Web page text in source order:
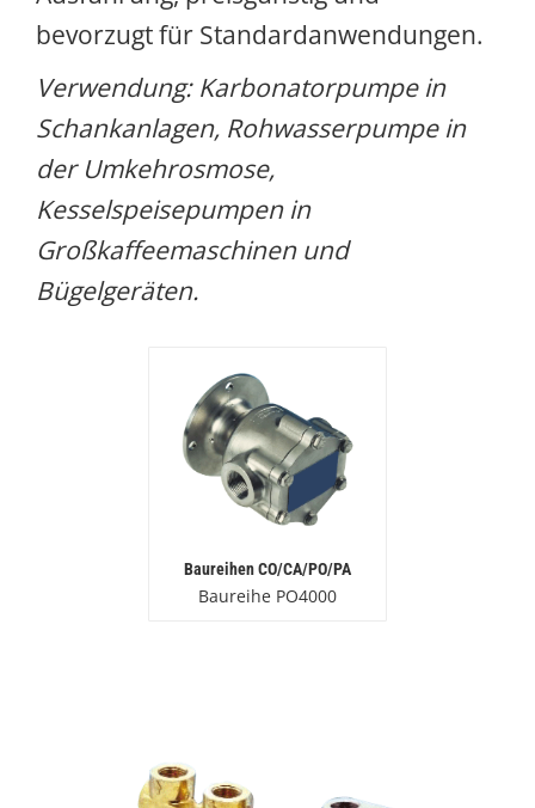
bevorzugt für Standardanwendungen.
Verwendung: Karbonatorpumpe in
Schankanlagen, Rohwasserpumpe in
der Umkehrosmose,
Kesselspeisepumpen in
Großkaffeemaschinen und
Bügelgeräten.
Baureihen CO/CA/PO/PA
Baureihe PO4000